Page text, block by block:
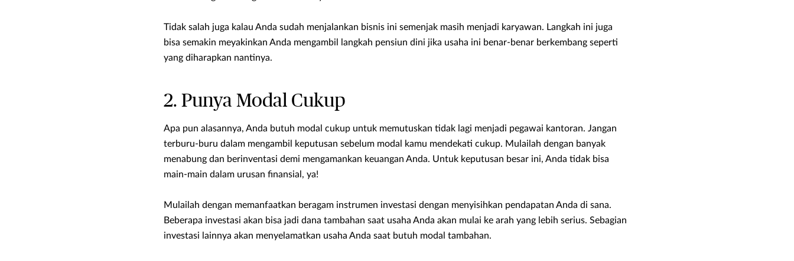
Tidak salah juga kalau Anda sudah menjalankan bisnis ini semenjak masih menjadi karyawan. Langkah ini juga
bisa semakin meyakinkan Anda mengambil langkah pensiun dini jika usaha ini benar-benar berkembang seperti
yang diharapkan nantinya.
2. Punya Modal Cukup
Apa pun alasannya, Anda butuh modal cukup untuk memutuskan tidak lagi menjadi pegawai kantoran. Jangan
terburu-buru dalam mengambil keputusan sebelum modal kamu mendekati cukup. Mulailah dengan banyak
menabung dan berinventasi demi mengamankan keuangan Anda. Untuk keputusan besar ini, Anda tidak bisa
main-main dalam urusan finansial, ya!
Mulailah dengan memanfaatkan beragam instrumen investasi dengan menyisihkan pendapatan Anda di sana.
Beberapa investasi akan bisa jadi dana tambahan saat usaha Anda akan mulai ke arah yang lebih serius. Sebagian
investasi lainnya akan menyelamatkan usaha Anda saat butuh modal tambahan.